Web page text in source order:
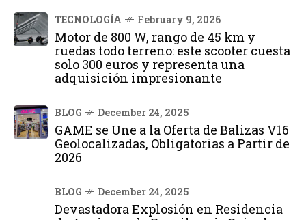
TECNOLOGÍA February 9, 2026
Motor de 800 W, rango de 45 km y
ruedas todo terreno: este scooter cuesta
solo 300 euros y representa una
adquisición impresionante
BLOG December 24, 2025
GAME se Une a la Oferta de Balizas V16
Geolocalizadas, Obligatorias a Partir de
2026
BLOG December 24, 2025
Devastadora Explosión en Residencia